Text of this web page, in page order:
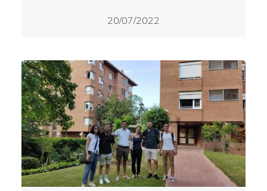
20/07/2022